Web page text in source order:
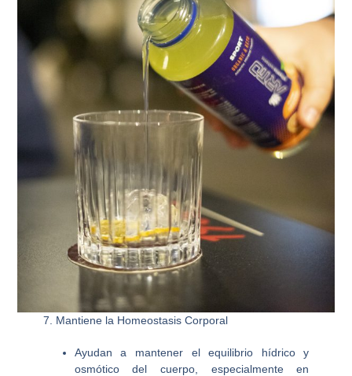
7. Mantiene la Homeostasis Corporal
Ayudan a mantener el equilibrio hídrico y
osmótico del cuerpo, especialmente en